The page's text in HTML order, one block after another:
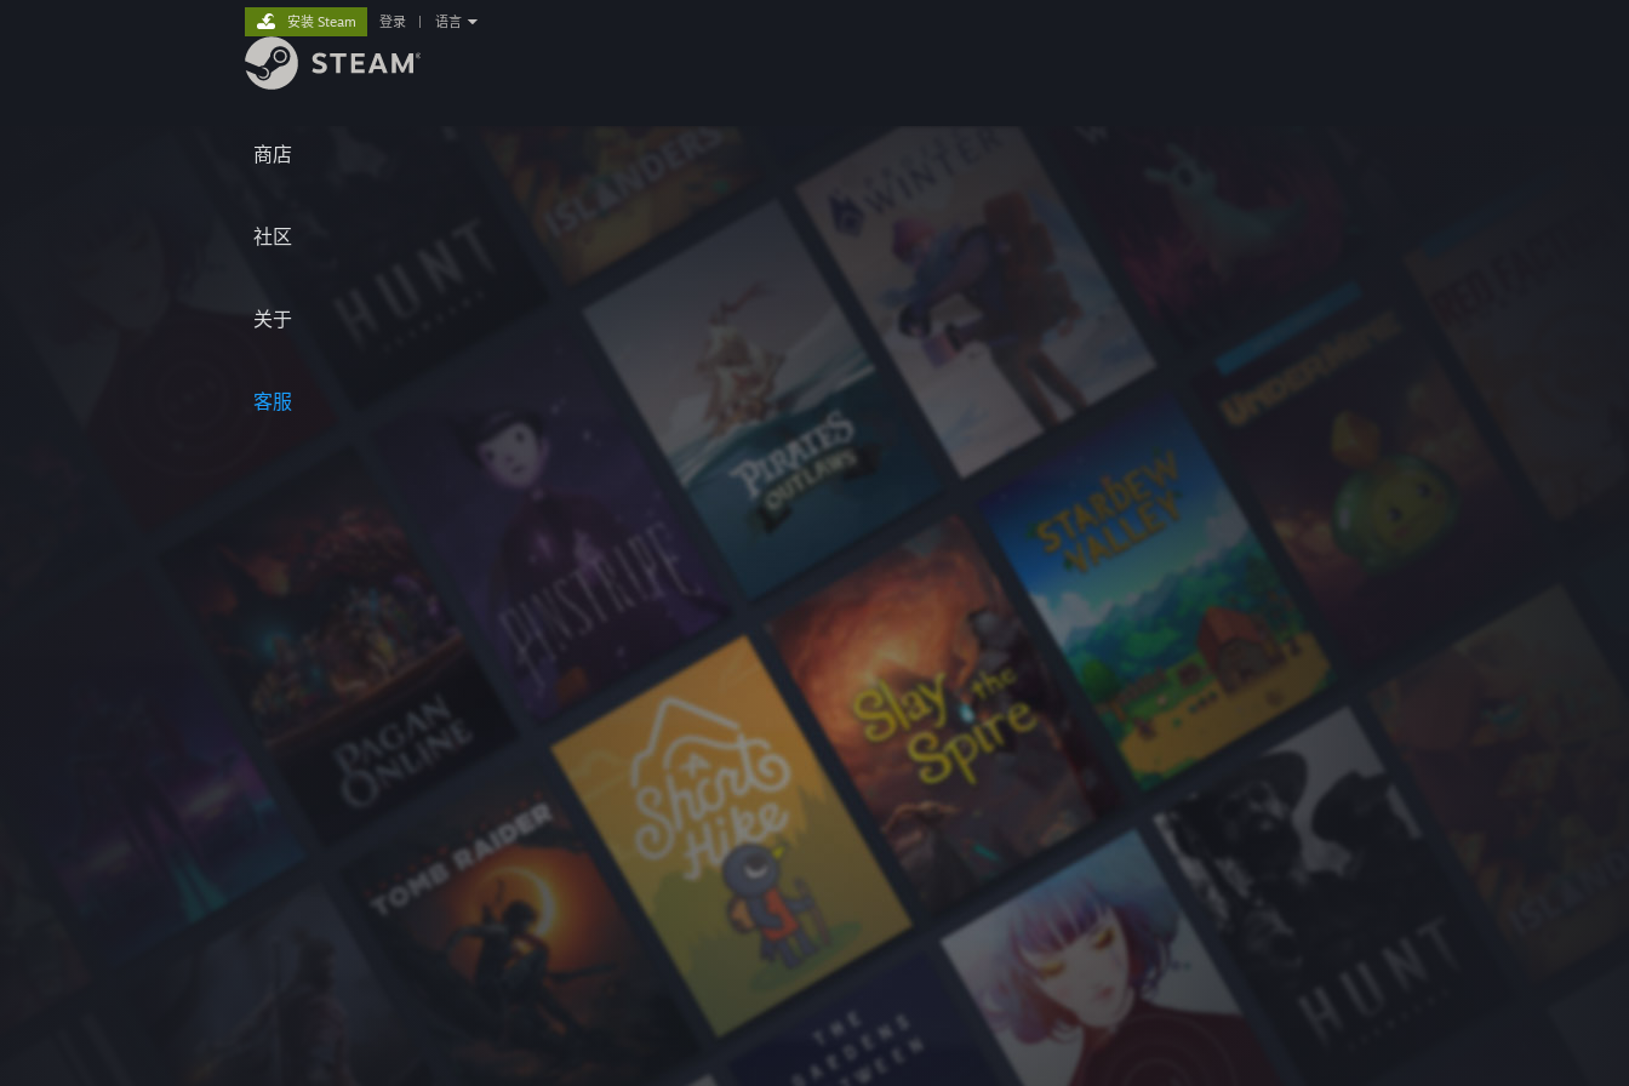
商店
社区
关于
客服
安装 Steam 登录 语言